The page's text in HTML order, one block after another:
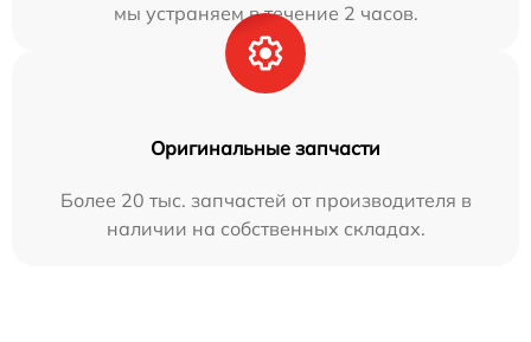
мы устраняем в течение 2 часов.
Оригинальные запчасти
Более 20 тыс. запчастей от производителя в
наличии на собственных складах.